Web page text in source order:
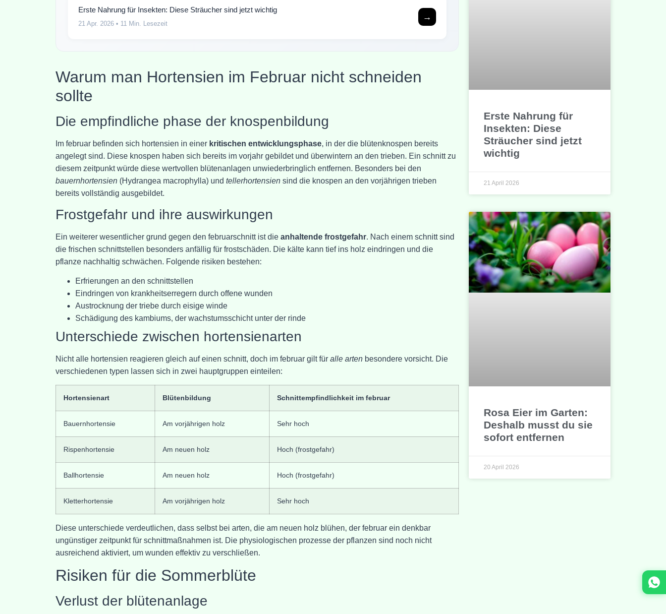
Erste Nahrung für
Insekten: Diese
Sträucher sind jetzt
wichtig
21 April 2026
Rosa Eier im Garten:
Deshalb musst du sie
sofort entfernen
20 April 2026
Erste Nahrung für Insekten: Diese Sträucher sind jetzt wichtig
21 Apr. 2026 • 11 Min. Lesezeit
→
Warum man Hortensien im Februar nicht schneiden
sollte
Die empfindliche phase der knospenbildung
Im februar befinden sich hortensien in einer kritischen entwicklungsphase, in der die blütenknospen bereits
angelegt sind. Diese knospen haben sich bereits im vorjahr gebildet und überwintern an den trieben. Ein schnitt zu
diesem zeitpunkt würde diese wertvollen blütenanlagen unwiederbringlich entfernen. Besonders bei den
bauernhortensien (Hydrangea macrophylla) und tellerhortensien sind die knospen an den vorjährigen trieben
bereits vollständig ausgebildet.
Frostgefahr und ihre auswirkungen
Ein weiterer wesentlicher grund gegen den februarschnitt ist die anhaltende frostgefahr. Nach einem schnitt sind
die frischen schnittstellen besonders anfällig für frostschäden. Die kälte kann tief ins holz eindringen und die
pflanze nachhaltig schwächen. Folgende risiken bestehen:
Erfrierungen an den schnittstellen
Eindringen von krankheitserregern durch offene wunden
Austrocknung der triebe durch eisige winde
Schädigung des kambiums, der wachstumsschicht unter der rinde
Unterschiede zwischen hortensienarten
Nicht alle hortensien reagieren gleich auf einen schnitt, doch im februar gilt für alle arten besondere vorsicht. Die
verschiedenen typen lassen sich in zwei hauptgruppen einteilen:
Hortensienart Blütenbildung Schnittempfindlichkeit im februar
Bauernhortensie Am vorjährigen holz Sehr hoch
Rispenhortensie Am neuen holz Hoch (frostgefahr)
Ballhortensie Am neuen holz Hoch (frostgefahr)
Kletterhortensie Am vorjährigen holz Sehr hoch
Diese unterschiede verdeutlichen, dass selbst bei arten, die am neuen holz blühen, der februar ein denkbar
ungünstiger zeitpunkt für schnittmaßnahmen ist. Die physiologischen prozesse der pflanzen sind noch nicht
ausreichend aktiviert, um wunden effektiv zu verschließen.
Risiken für die Sommerblüte
Verlust der blütenanlage